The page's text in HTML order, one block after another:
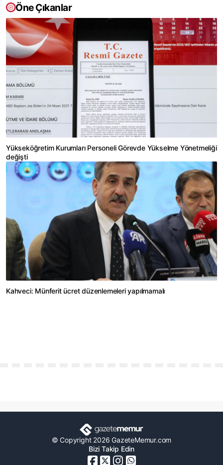
Öne Çıkanlar
Yükseköğretim Kurumları Personeli Görevde Yükselme Yönetmeliği
değişti
Kahveci: Münferit ücret düzenlemeleri yapılmamalı
© Copyright 2026 GazeteMemur.com
Bizi Takip Edin